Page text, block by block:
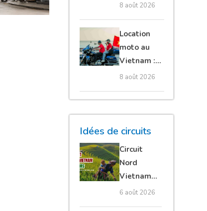
quelles
privilégier ?
8 août 2026
Location
moto au
Vietnam :
le guide
les
voyageurs
8 août 2026
Idées de circuits
Circuit
Nord
Vietnam
15 jours :
6 août 2026